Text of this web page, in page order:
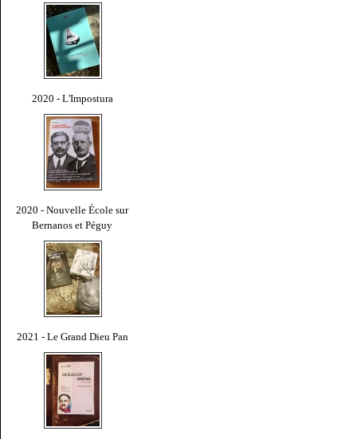
2020 - L'Impostura
2020 - Nouvelle École sur
Bernanos et Péguy
2021 - Le Grand Dieu Pan